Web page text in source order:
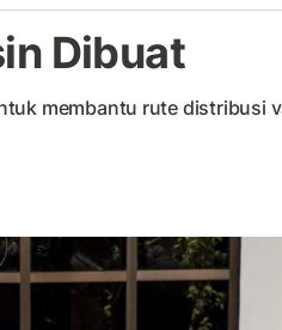
Dibuat
membantu rute distribusi